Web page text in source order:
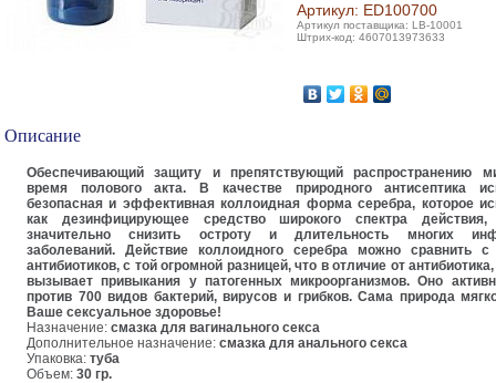
Артикул: ED100700
Артикул поставщика: LB-10001
Штрих-код: 4607013973633
Описание
Обеспечивающий защиту и препятствующий распространению
время полового акта. В качестве природного антисептика
безопасная и эффективная коллоидная форма серебра, которое
как дезинфицирующее средство широкого спектра действия,
значительно снизить остроту и длительность многих
заболеваний. Действие коллоидного серебра можно сравнить с
антибиотиков, с той огромной разницей, что в отличие от
вызывает привыкания у патогенных микроорганизмов. Оно
против 700 видов бактерий, вирусов и грибков. Сама природа
Ваше сексуальное здоровье!
Назначение: смазка для вагинального секса
Дополнительное назначение: смазка для анального секса
Упаковка: туба
Объем: 30 гр.